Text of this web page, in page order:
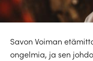
Savon Voiman
ongelmia, ja sen